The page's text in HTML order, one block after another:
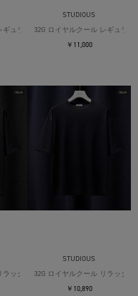
ギュラーTシャツ
STUDIOUS
32G ロイヤルクール レギュラー
￥11,000
ラックスTシャツ
STUDIOUS
32G ロイヤルクール リラックス
￥10,890